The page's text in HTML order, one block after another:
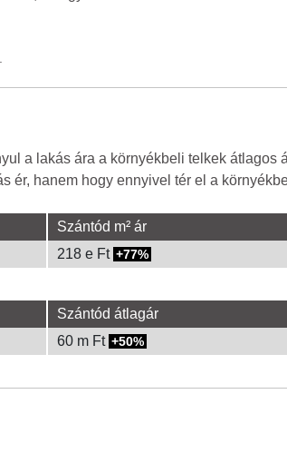
a lakás ára a környékbeli telkek átlagos
ér, hanem hogy ennyivel tér el a
Szántód m² ár
218 e Ft 77%
Szántód átlagár
60 m Ft 50%